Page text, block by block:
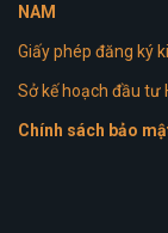
NAM
Giấy phép đăng ký
Sở kế hoạch đầu tư
Chính sách bảo